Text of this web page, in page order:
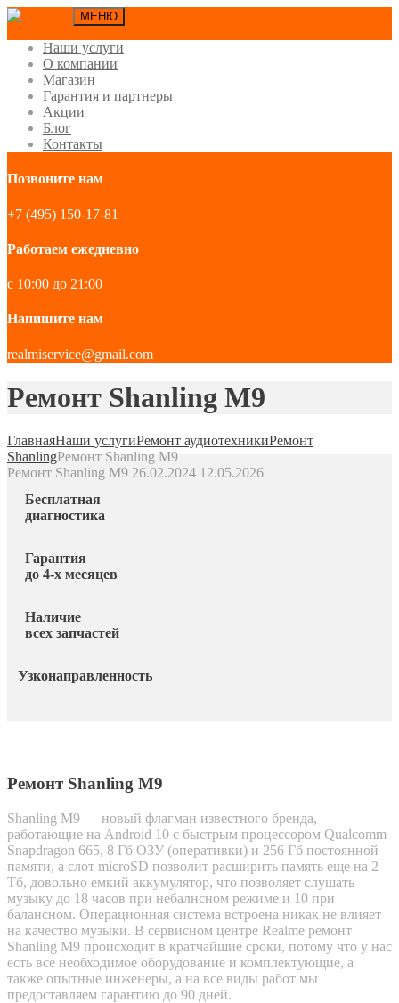
МЕНЮ
Наши услуги
О компании
Магазин
Гарантия и партнеры
Акции
Блог
Контакты
Позвоните нам
+7 (495) 150-17-81
Работаем ежедневно
с 10:00 до 21:00
Напишите нам
realmiservice@gmail.com
Ремонт Shanling M9
ГлавнаяНаши услугиРемонт аудиотехникиРемонт
ShanlingРемонт Shanling M9
Ремонт Shanling M9 26.02.2024 12.05.2026
Бесплатная
диагностика
Гарантия
до 4-х месяцев
Наличие
всех запчастей
Узконаправленность
Ремонт Shanling M9
Shanling M9 — новый флагман известного бренда,
работающие на Android 10 с быстрым процессором Qualcomm
Snapdragon 665, 8 Гб ОЗУ (оперативки) и 256 Гб постоянной
памяти, а слот microSD позволит расширить память еще на 2
Тб, довольно емкий аккумулятор, что позволяет слушать
музыку до 18 часов при небалнсном режиме и 10 при
балансном. Операционная система встроена никак не влияет
на качество музыки. В сервисном центре Realme ремонт
Shanling M9 происходит в кратчайшие сроки, потому что у нас
есть все необходимое оборудование и комплектующие, а
также опытные инженеры, а на все виды работ мы
предоставляем гарантию до 90 дней.